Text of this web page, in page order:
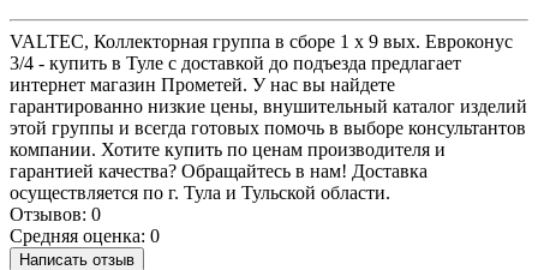
VALTEC, Коллекторная группа в сборе 1 х 9 вых. Eвроконус
3/4 - купить в Туле с доставкой до подъезда предлагает
интернет магазин Прометей. У нас вы найдете
гарантированно низкие цены, внушительный каталог изделий
этой группы и всегда готовых помочь в выборе консультантов
компании. Хотите купить по ценам производителя и
гарантией качества? Обращайтесь в нам! Доставка
осуществляется по г. Тула и Тульской области.
Отзывов: 0
Средняя оценка: 0
Написать отзыв